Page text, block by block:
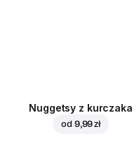
Nuggetsy z kurczaka
od 9,99 zł